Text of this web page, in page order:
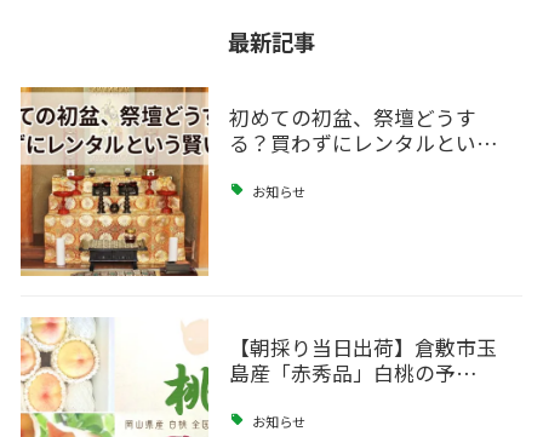
最新記事
初めての初盆、祭壇どうす
る？買わずにレンタルとい…
お知らせ
【朝採り当日出荷】倉敷市玉
島産「赤秀品」白桃の予…
お知らせ